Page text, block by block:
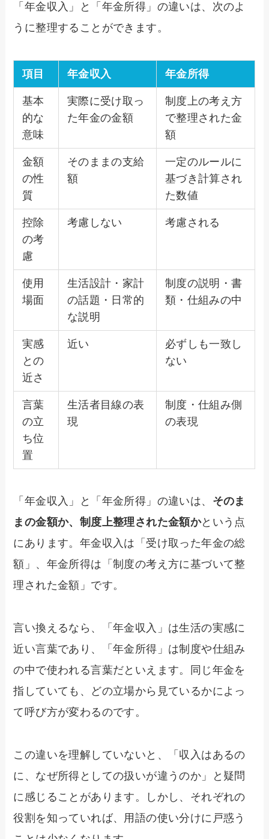
「年金収入」と「年金所得」の違いは、次のよ
うに整理することができます。
項目 年金収入 年金所得
基本
的な
意味
実際に受け取っ
た年金の金額
制度上の考え方
で整理された金
額
金額
の性
質
そのままの支給
額
一定のルールに
基づき計算され
た数値
控除
の考
慮
考慮しない 考慮される
使用
場面
生活設計・家計
の話題・日常的
な説明
制度の説明・書
類・仕組みの中
実感
との
近さ
近い
必ずしも一致し
ない
言葉
の立
ち位
置
生活者目線の表
現
制度・仕組み側
の表現
「年金収入」と「年金所得」の違いは、 そのま
まの金額か、制度上整理された金額かという点
にあります。年金収入は「受け取った年金の総
額」、年金所得は「制度の考え方に基づいて整
理された金額」です。
言い換えるなら、「年金収入」は生活の実感に
近い言葉であり、「年金所得」は制度や仕組み
の中で使われる言葉だといえます。同じ年金を
指していても、どの立場から見ているかによっ
て呼び方が変わるのです。
この違いを理解していないと、「収入はあるの
に、なぜ所得としての扱いが違うのか」と疑問
に感じることがあります。しかし、それぞれの
役割を知っていれば、用語の使い分けに戸惑う